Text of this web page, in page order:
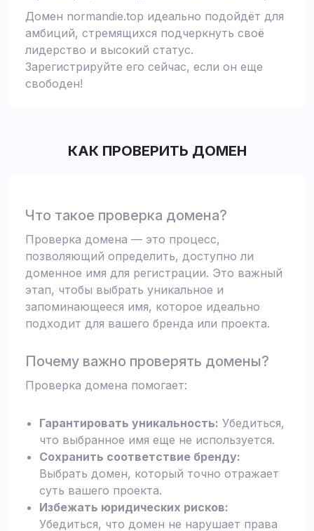
Домен normandie.top идеально подойдёт для
амбиций, стремящихся подчеркнуть своё
лидерство и высокий статус.
Зарегистрируйте его сейчас, если он еще
свободен!
КАК ПРОВЕРИТЬ ДОМЕН
Что такое проверка домена?
Проверка домена — это процесс,
позволяющий определить, доступно ли
доменное имя для регистрации. Это важный
этап, чтобы выбрать уникальное и
запоминающееся имя, которое идеально
подходит для вашего бренда или проекта.
Почему важно проверять домены?
Проверка домена помогает:
Гарантировать уникальность: Убедиться,
что выбранное имя еще не используется.
Сохранить соответствие бренду:
Выбрать домен, который точно отражает
суть вашего проекта.
Избежать юридических рисков:
Убедиться, что домен не нарушает права